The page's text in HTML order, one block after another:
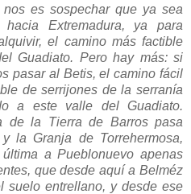
es sospechar que ya sea
Extremadura, ya para
el camino más factible
Guadiato. Pero hay más: si
pasar al Betis, el camino fácil
de serrijones de la serranía
a este valle del Guadiato.
de la Tierra de Barros pasa
la Granja de Torrehermosa,
a Pueblonuevo apenas
que desde aquí a Belméz
suelo entrellano, y desde ese